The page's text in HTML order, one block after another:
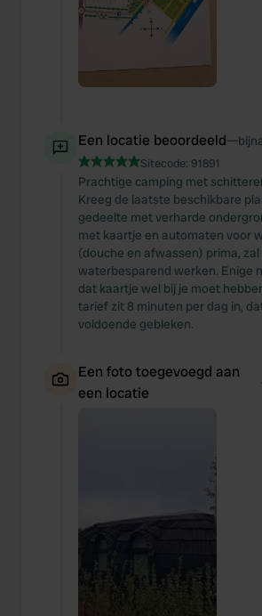
Een locatie beoordeeld—
Sitecode: 91891
Prachtige camping met
Kreeg de laatste beschikbare
gedeelte met verharde
met kaartje en automaten voor
(douche en afwassen) prima,
waterbesparend werken. Enige
dat kaartje wel bij je moet
tarief zit 8 minuten per dag in,
voldoende gebleken.
Een foto toegevoegd aan
een locatie